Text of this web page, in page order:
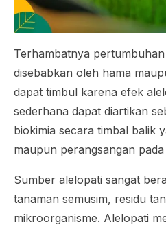
Terhambatnya
disebabkan oleh hama
dapat timbul karena efek
sederhana dapat diartikan
biokimia secara timbal balik
maupun perangsangan
Sumber alelopati sangat
tanaman semusim, residu
mikroorganisme. Alelopati